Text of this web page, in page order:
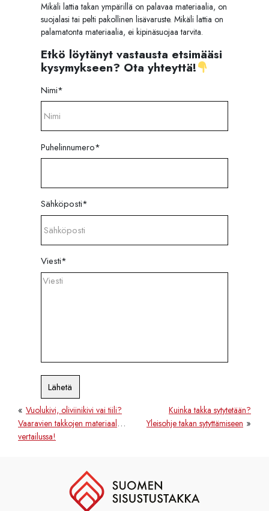
Mikäli lattia takan ympärillä on palavaa materiaalia, on
suojalasi tai pelti pakollinen lisävaruste. Mikäli lattia on
palamatonta materiaalia, ei kipinäsuojaa tarvita.
Etkö löytänyt vastausta etsimääsi
kysymykseen? Ota yhteyttä!
Nimi*
Puhelinnumero*
Sähköposti*
Viesti*
Lähetä
« Vuolukivi, oliviinikivi vai tiili?
Vaaravien takkojen materiaalit
vertailussa!
Kuinka takka sytytetään?
Yleisohje takan sytyttämiseen »